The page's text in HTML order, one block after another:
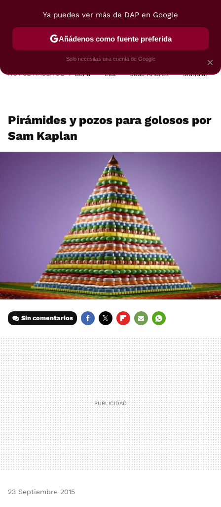
POSTRES VIAJES SELECCIÓN VEGUI
HOY SE HABLA DE Cena Lidl José Andrés Mundial
Pirámides y pozos para golosos por
Sam Kaplan
Sin comentarios
MAIL
23 Septiembre 2015
×
Ya puedes ver más de DAP en Google
Añádenos como fuente preferida
Solo necesitas una cuenta de Google